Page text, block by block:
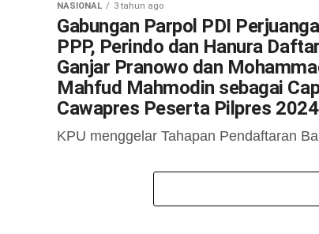
NASIONAL 3 tahun ago
Gabungan Parpol PDI
PPP, Perindo dan Hanura
Ganjar Pranowo dan
Mahfud Mahmodin sebagai
Cawapres Peserta Pilpres 2024
KPU menggelar Tahapan Pendaftaran
Pemilu 2024 pada 19-25 Oktober 2023,
KPU. Gabungan Partai Politik PDI